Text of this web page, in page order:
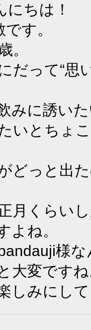
ちは！
です。
。
だって“思
みに誘い
いとちょ
どっと出
月くらい
よね。
様な
大変です
しみにし